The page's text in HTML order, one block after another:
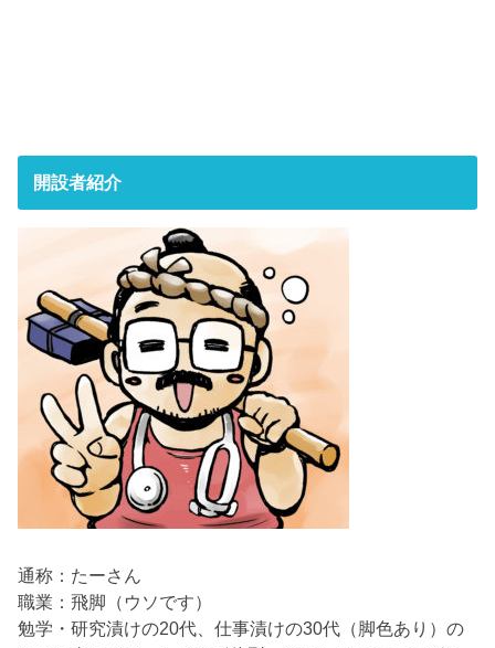
開設者紹介
通称：たーさん
職業：飛脚（ウソです）
勉学・研究漬けの20代、仕事漬けの30代（脚色あり）の